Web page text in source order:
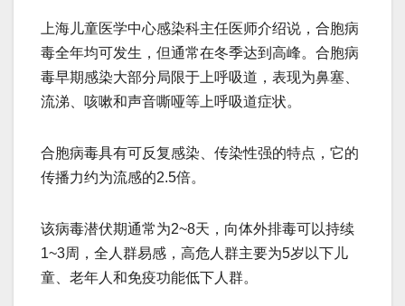
上海儿童医学中心感染科主任医师介绍说，合胞病
毒全年均可发生，但通常在冬季达到高峰。合胞病
毒早期感染大部分局限于上呼吸道，表现为鼻塞、
流涕、咳嗽和声音嘶哑等上呼吸道症状。
合胞病毒具有可反复感染、传染性强的特点，它的
传播力约为流感的2.5倍。
该病毒潜伏期通常为2~8天，向体外排毒可以持续
1~3周，全人群易感，高危人群主要为5岁以下儿
童、老年人和免疫功能低下人群。